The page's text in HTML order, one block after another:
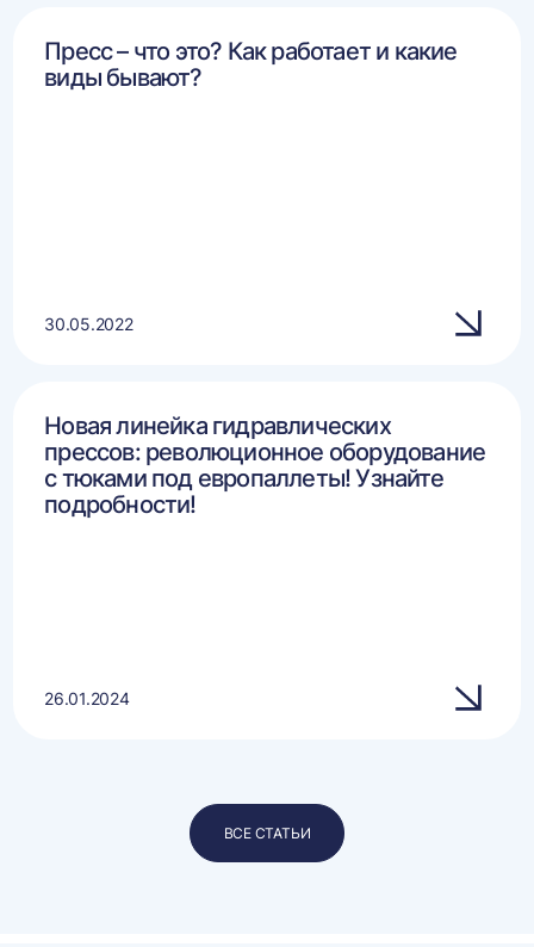
Пресс – что это? Как работает и какие
виды бывают?
30.05.2022
Новая линейка гидравлических
прессов: революционное оборудование
с тюками под европаллеты! Узнайте
подробности!
26.01.2024
ВСЕ СТАТЬИ